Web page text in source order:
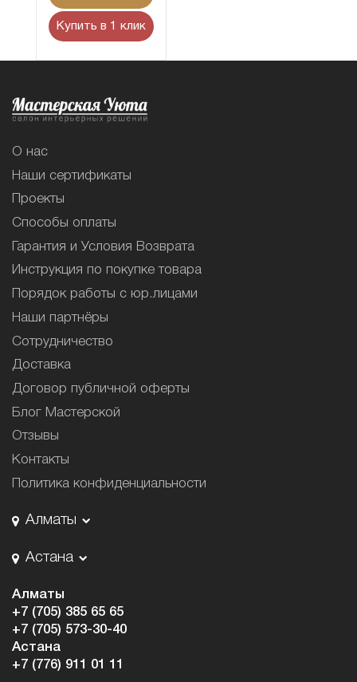
Купить в 1 клик
О нас
Наши сертификаты
Проекты
Способы оплаты
Гарантия и Условия Возврата
Инструкция по покупке товара
Порядок работы с юр.лицами
Наши партнёры
Сотрудничество
Доставка
Договор публичной оферты
Блог Мастерской
Отзывы
Контакты
Политика конфиденциальности
Алматы
Астана
Алматы
+7 (705) 385 65 65
+7 (705) 573-30-40
Астана
+7 (776) 911 01 11